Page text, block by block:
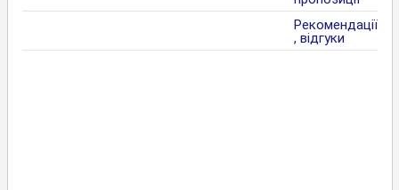
Рекомендації
, відгуки